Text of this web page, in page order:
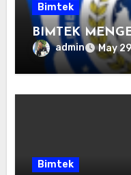
Bimtek
BIMTEK
admin May
Bimtek